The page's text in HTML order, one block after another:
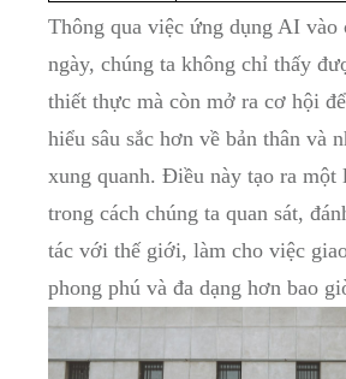
Thông qua việc ứng dụng AI vào
ngày, chúng ta không chỉ thấy
thiết thực mà còn mở ra cơ hội
hiểu sâu sắc hơn về bản thân và
xung quanh. Điều này tạo ra một
trong cách chúng ta quan sát,
tác với thế giới, làm cho việc
phong phú và đa dạng hơn bao